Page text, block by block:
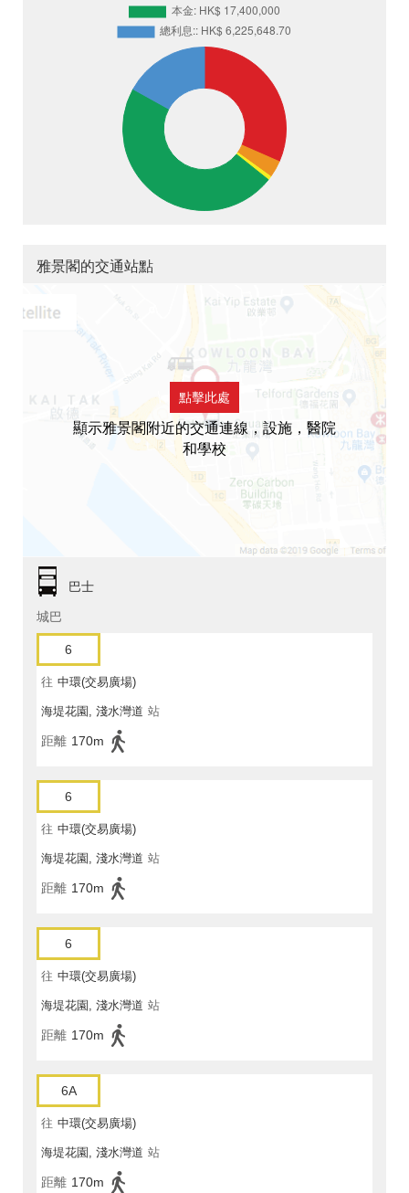
雅景閣的交通站點
點擊此處
顯示雅景閣附近的交通連線，設施，醫院
和學校
巴士
城巴
6
往 中環(交易廣場)
海堤花園, 淺水灣道 站
距離 170m
6
往 中環(交易廣場)
海堤花園, 淺水灣道 站
距離 170m
6
往 中環(交易廣場)
海堤花園, 淺水灣道 站
距離 170m
6A
往 中環(交易廣場)
海堤花園, 淺水灣道 站
距離 170m